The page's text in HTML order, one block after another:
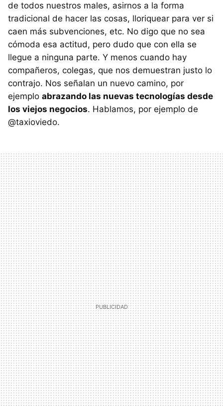
de todos nuestros males, asirnos a la forma
tradicional de hacer las cosas, lloriquear para ver si
caen más subvenciones, etc. No digo que no sea
cómoda esa actitud, pero dudo que con ella se
llegue a ninguna parte. Y menos cuando hay
compañeros, colegas, que nos demuestran justo lo
contrajo. Nos señalan un nuevo camino, por
ejemplo abrazando las nuevas tecnologías desde
los viejos negocios. Hablamos, por ejemplo de
@taxioviedo.